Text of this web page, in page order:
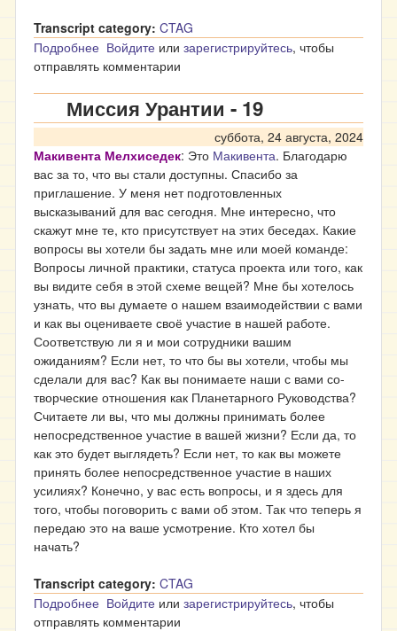
Transcript category: CTAG
Подробнее о Миссия Урантии – 20
Войдите или зарегистрируйтесь, чтобы
отправлять комментарии
Миссия Урантии - 19
суббота, 24 августа, 2024
Макивента Мелхиседек: Это Макивента. Благодарю
вас за то, что вы стали доступны. Спасибо за
приглашение. У меня нет подготовленных
высказываний для вас сегодня. Мне интересно, что
скажут мне те, кто присутствует на этих беседах. Какие
вопросы вы хотели бы задать мне или моей команде:
Вопросы личной практики, статуса проекта или того, как
вы видите себя в этой схеме вещей? Мне бы хотелось
узнать, что вы думаете о нашем взаимодействии с вами
и как вы оцениваете своё участие в нашей работе.
Соответствую ли я и мои сотрудники вашим
ожиданиям? Если нет, то что бы вы хотели, чтобы мы
сделали для вас? Как вы понимаете наши с вами со-
творческие отношения как Планетарного Руководства?
Считаете ли вы, что мы должны принимать более
непосредственное участие в вашей жизни? Если да, то
как это будет выглядеть? Если нет, то как вы можете
принять более непосредственное участие в наших
усилиях? Конечно, у вас есть вопросы, и я здесь для
того, чтобы поговорить с вами об этом. Так что теперь я
передаю это на ваше усмотрение. Кто хотел бы
начать?
Transcript category: CTAG
Подробнее о Миссия Урантии - 19
Войдите или зарегистрируйтесь, чтобы
отправлять комментарии